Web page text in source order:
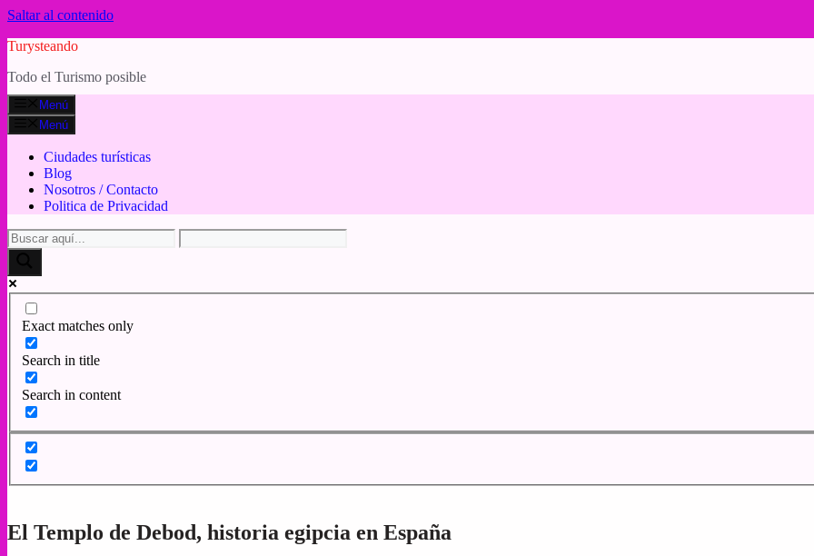
Saltar al contenido
Turysteando
Todo el Turismo posible
Menú
Menú
Ciudades turísticas
Blog
Nosotros / Contacto
Politica de Privacidad
Exact matches only
Search in title
Search in content
El Templo de Debod, historia egipcia en España